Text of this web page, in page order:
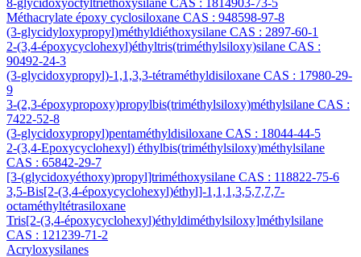
8-glycidoxyoctyltriéthoxysilane CAS : 1814903-73-5
Méthacrylate époxy cyclosiloxane CAS : 948598-97-8
(3-glycidyloxypropyl)méthyldiéthoxysilane CAS : 2897-60-1
2-(3,4-époxycyclohexyl)éthyltris(triméthylsiloxy)silane CAS :
90492-24-3
(3-glycidoxypropyl)-1,1,3,3-tétraméthyldisiloxane CAS : 17980-29-
9
3-(2,3-époxypropoxy)propylbis(triméthylsiloxy)méthylsilane CAS :
7422-52-8
(3-glycidoxypropyl)pentaméthyldisiloxane CAS : 18044-44-5
2-(3,4-Epoxycyclohexyl) éthylbis(triméthylsiloxy)méthylsilane
CAS : 65842-29-7
[3-(glycidoxyéthoxy)propyl]triméthoxysilane CAS : 118822-75-6
3,5-Bis[2-(3,4-époxycyclohexyl)éthyl]-1,1,1,3,5,7,7,7-
octaméthyltétrasiloxane
Tris[2-(3,4-époxycyclohexyl)éthyldiméthylsiloxy]méthylsilane
CAS : 121239-71-2
Acryloxysilanes